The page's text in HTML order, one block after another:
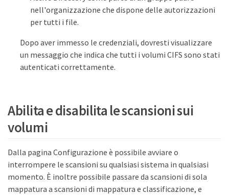
nell'organizzazione che dispone delle autorizzazioni
per tutti i file.
Dopo aver immesso le credenziali, dovresti visualizzare
un messaggio che indica che tutti i volumi CIFS sono stati
autenticati correttamente.
Abilita e disabilita le scansioni sui
volumi
Dalla pagina Configurazione è possibile avviare o
interrompere le scansioni su qualsiasi sistema in qualsiasi
momento. È inoltre possibile passare da scansioni di sola
mappatura a scansioni di mappatura e classificazione, e